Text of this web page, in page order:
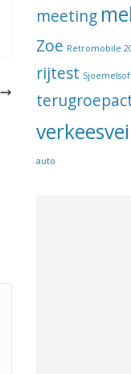
meeting
Zoe Retromobile
rijtest
auto